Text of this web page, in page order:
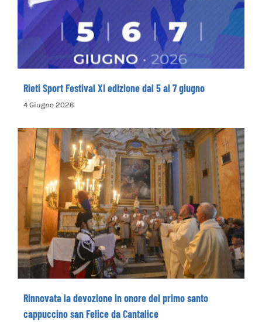
Rieti Sport Festival XI edizione dal 5 al 7
giugno
Rieti Sport Festival XI edizione dal 5 al 7 giugno
4 Giugno 2026
Rinnovata la devozione in onore del primo
santo cappuccino san Felice da Cantalice